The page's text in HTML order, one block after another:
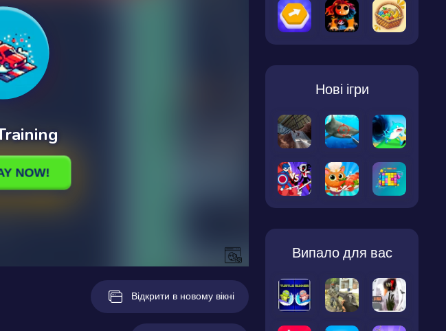
Відкрити в новому вікні
Нові ігри
Випало для вас